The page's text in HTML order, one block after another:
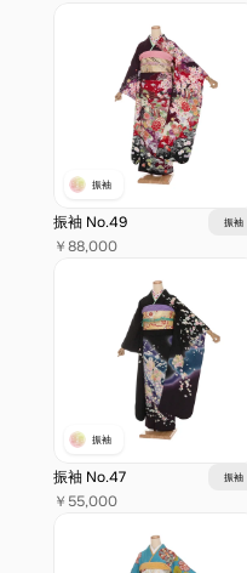
振袖
振袖 No.49 振袖
￥88,000
振袖
振袖 No.47 振袖
￥55,000